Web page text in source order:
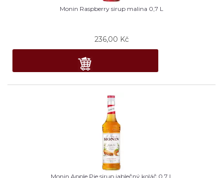
Monin Raspberry sirup malina 0,7 L
236,00 Kč
Monin Apple Pie sirup jablečný koláč 0,7 L